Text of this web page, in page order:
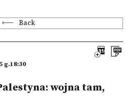
Back
g.18:30
wojna tam,